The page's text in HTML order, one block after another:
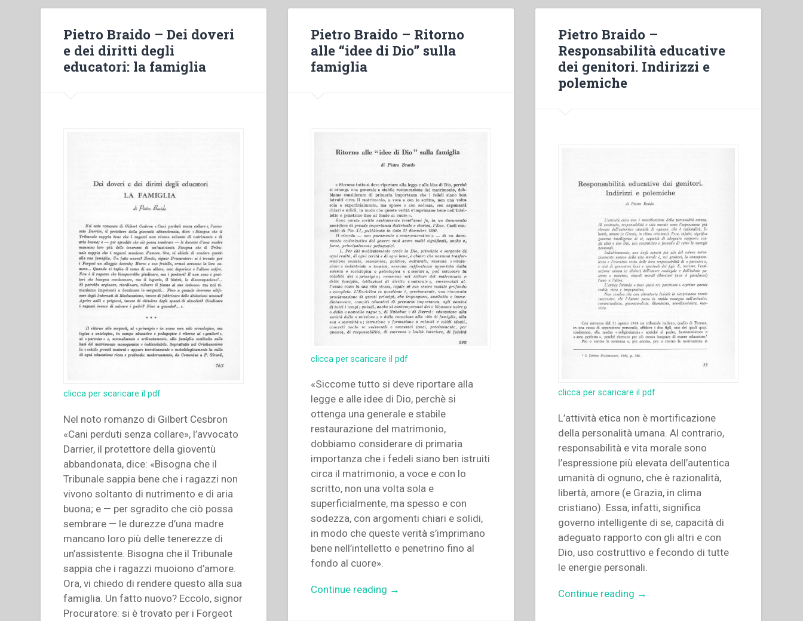
Pietro Braido – Dei doveri
e dei diritti degli
educatori: la famiglia
clicca per scaricare il pdf
Nel noto romanzo di Gilbert Cesbron
«Cani perduti senza collare», l’avvocato
Darrier, il protettore della gioventù
abbandonata, dice: «Bisogna che il
Tribunale sappia bene che i ragazzi non
vivono soltanto di nutrimento e di aria
buona; e — per sgradito che ciò possa
sembrare — le durezze d’una madre
mancano loro più delle tenerezze di
un’assistente. Bisogna che il Tribunale
sappia che i ragazzi muoiono d’amore.
Ora, vi chiedo di rendere questo alla sua
famiglia. Un fatto nuovo? Eccolo, signor
Procuratore: si è trovato per i Forgeot
Pietro Braido – Ritorno
alle “idee di Dio” sulla
famiglia
clicca per scaricare il pdf
«Siccome tutto si deve riportare alla
legge e alle idee di Dio, perchè si
ottenga una generale e stabile
restaurazione del matrimonio,
dobbiamo considerare di primaria
importanza che i fedeli siano ben istruiti
circa il matrimonio, a voce e con lo
scritto, non una volta sola e
superficialmente, ma spesso e con
sodezza, con argomenti chiari e solidi,
in modo che queste verità s’imprimano
bene nell’intelletto e penetrino fino al
fondo al cuore».
Continue reading “Pietro
→
Pietro Braido –
Responsabilità educative
dei genitori. Indirizzi e
polemiche
clicca per scaricare il pdf
L’attività etica non è mortificazione
della personalità umana. Al contrario,
responsabilità e vita morale sono
l’espressione più elevata dell’autentica
umanità di ognuno, che è razionalità,
libertà, amore (e Grazia, in clima
cristiano). Essa, infatti, significa
governo intelligente di se, capacità di
adeguato rapporto con gli altri e con
Dio, uso costruttivo e fecondo di tutte
le energie personali.
Continue reading “Pietro
→